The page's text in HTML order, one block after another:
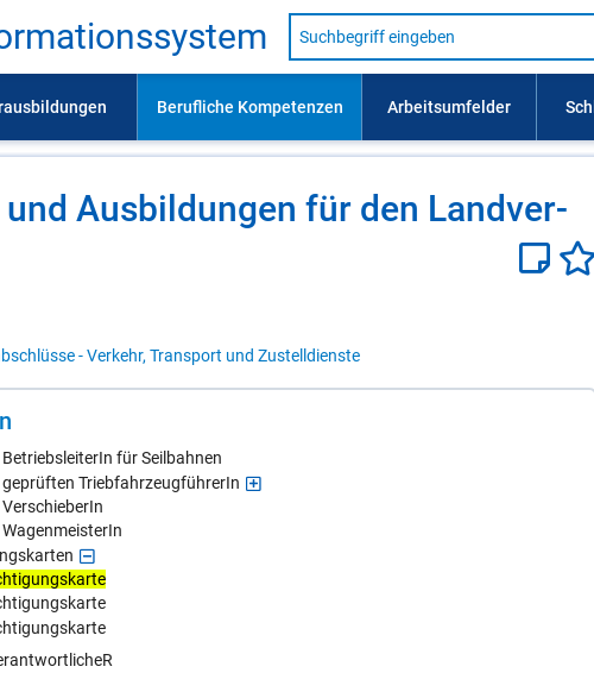
Suche
nach
Lehrausbildung,
usw.
Aus­bil­dun­gen für den Land­ver­
- Verkehr, Transport und Zustelldienste
für Seilbahnen
TriebfahrzeugführerIn